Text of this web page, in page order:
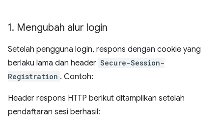
1. Mengubah alur login
Setelah pengguna login, respons dengan cookie yang
berlaku lama dan header Secure-Session-
Registration . Contoh:
Header respons HTTP berikut ditampilkan setelah
pendaftaran sesi berhasil: